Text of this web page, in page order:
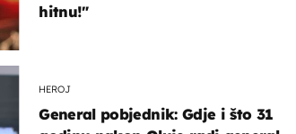
hitnu!"
HEROJ
General pobjednik: Gdje i što 31